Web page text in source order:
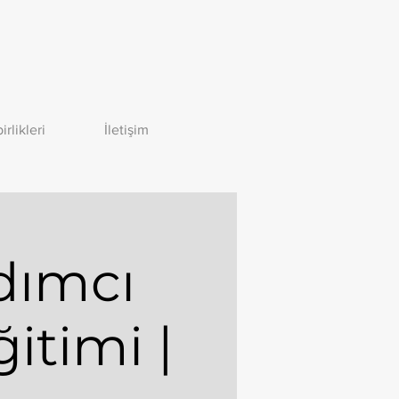
İletişim
|